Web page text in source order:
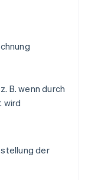
B. wenn durch
wird
der